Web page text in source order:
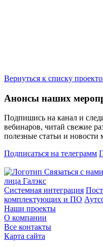
Вернуться к списку
Анонсы наших
Подпишись на канал и
вебинаров, читай свежие
полезные статьи и новости
Подписаться на телеграмм
Связаться с нами
лица Галэкс
Системная интеграция
комплектующих и ПО
Наши проекты
О компании
Все контакты
Карта сайта